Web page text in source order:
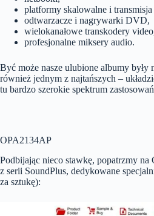
platformy skalowalne i
odtwarzacze i nagrywarki DVD,
wielokanałowe transkodery
profesjonalne miksery audio.
Być może nasze ulubione albumy były
również jednym z najtańszych –
tu bardzo szerokie spektrum
OPA2134AP
Podbijając nieco stawkę, popatrzmy na
z serii SoundPlus, dedykowane
za sztukę):